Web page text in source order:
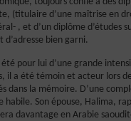
(titulaire d’une maîtrise en
, et d’un diplôme d’études
d’adresse bien garni.
été pour lui d’une grande
il a été témoin et acteur lors
dans la mémoire. D’une
Son épouse, Halima,
davantage en Arabie